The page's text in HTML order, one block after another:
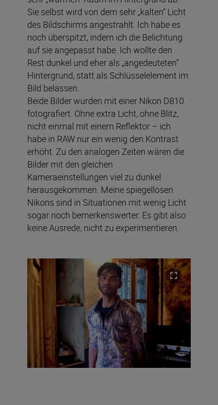
Sie selbst wird von dem sehr „kalten“ Licht
des Bildschirms angestrahlt. Ich habe es
noch überspitzt, indem ich die Belichtung
auf sie angepasst habe. Ich wollte den
Rest dunkel und eher als „angedeuteten“
Hintergrund, statt als Schlüsselelement im
Bild belassen.
Beide Bilder wurden mit einer Nikon D810
fotografiert. Ohne extra Licht, ohne Blitz,
nicht einmal mit einem Reflektor – ich
habe in RAW nur ein wenig den Kontrast
erhöht. Zu den analogen Zeiten wären die
Bilder mit den gleichen
Kameraeinstellungen viel zu dunkel
herausgekommen. Meine spiegellosen
Nikons sind in Situationen mit wenig Licht
sogar noch bemerkenswerter. Es gibt also
keine Ausrede, nicht zu experimentieren.